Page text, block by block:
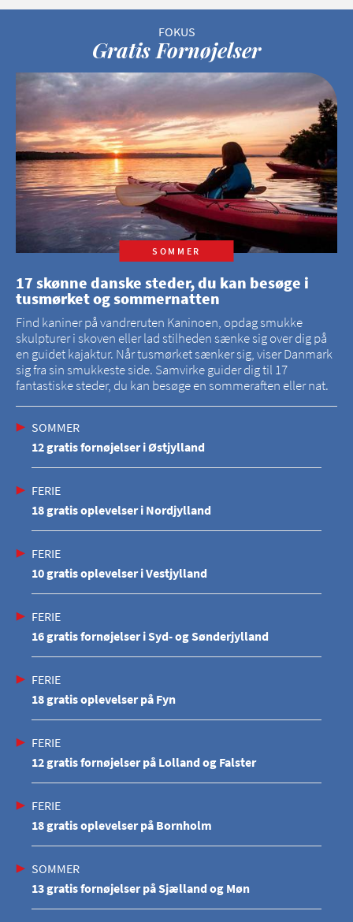
Gratis Fornøjelser
SOMMER
17 skønne danske steder, du kan besøge i
tusmørket og sommernatten
Find kaniner på vandreruten Kaninoen, opdag smukke
skulpturer i skoven eller lad stilheden sænke sig over dig på
en guidet kajaktur. Når tusmørket sænker sig, viser Danmark
sig fra sin smukkeste side. Samvirke guider dig til 17
fantastiske steder, du kan besøge en sommeraften eller nat.
SOMMER
12 gratis fornøjelser i Østjylland
FERIE
18 gratis oplevelser i Nordjylland
FERIE
10 gratis oplevelser i Vestjylland
FERIE
16 gratis fornøjelser i Syd- og Sønderjylland
FERIE
18 gratis oplevelser på Fyn
FERIE
12 gratis fornøjelser på Lolland og Falster
FERIE
18 gratis oplevelser på Bornholm
SOMMER
13 gratis fornøjelser på Sjælland og Møn